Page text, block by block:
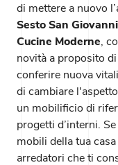
di mettere a nuovo
Sesto San
Cucine Moderne,
novità a proposito
conferire nuova
di cambiare
un mobilificio di
progetti d’interni.
mobili della tua
arredatori che ti